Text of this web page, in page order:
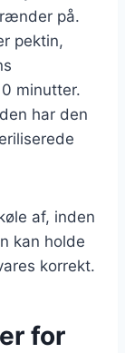
på.
pektin,
minutter.
har den
af, inden
kan holde
korrekt.
for